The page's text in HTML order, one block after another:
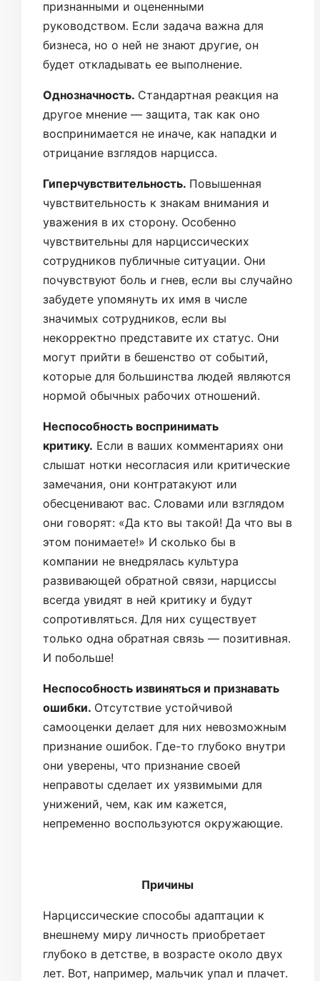
признанными и оцененными
руководством. Если задача важна для
бизнеса, но о ней не знают другие, он
будет откладывать ее выполнение.
Однозначность. Стандартная реакция на
другое мнение — защита, так как оно
воспринимается не иначе, как нападки и
отрицание взглядов нарцисса.
Гиперчувствительность. Повышенная
чувствительность к знакам внимания и
уважения в их сторону. Особенно
чувствительны для нарциссических
сотрудников публичные ситуации. Они
почувствуют боль и гнев, если вы случайно
забудете упомянуть их имя в числе
значимых сотрудников, если вы
некорректно представите их статус. Они
могут прийти в бешенство от событий,
которые для большинства людей являются
нормой обычных рабочих отношений.
Неспособность воспринимать
критику. Если в ваших комментариях они
слышат нотки несогласия или критические
замечания, они контратакуют или
обесценивают вас. Словами или взглядом
они говорят: «Да кто вы такой! Да что вы в
этом понимаете!» И сколько бы в
компании не внедрялась культура
развивающей обратной связи, нарциссы
всегда увидят в ней критику и будут
сопротивляться. Для них существует
только одна обратная связь — позитивная.
И побольше!
Неспособность извиняться и признавать
ошибки. Отсутствие устойчивой
самооценки делает для них невозможным
признание ошибок. Где-то глубоко внутри
они уверены, что признание своей
неправоты сделает их уязвимыми для
унижений, чем, как им кажется,
непременно воспользуются окружающие.
Причины
Нарциссические способы адаптации к
внешнему миру личность приобретает
глубоко в детстве, в возрасте около двух
лет. Вот, например, мальчик упал и плачет.